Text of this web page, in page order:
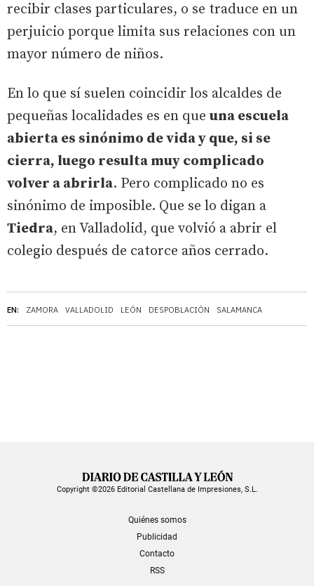
EN: ZAMORA VALLADOLID LEÓN DESPOBLACIÓN SALAMANCA
recibir clases particulares, o se traduce en un
perjuicio porque limita sus relaciones con un
mayor número de niños.
En lo que sí suelen coincidir los alcaldes de
pequeñas localidades es en que una escuela
abierta es sinónimo de vida y que, si se
cierra, luego resulta muy complicado
volver a abrirla. Pero complicado no es
sinónimo de imposible. Que se lo digan a
Tiedra, en Valladolid, que volvió a abrir el
colegio después de catorce años cerrado.
Copyright ©2026 Editorial Castellana de Impresiones, S.L.
Quiénes somos
Publicidad
Contacto
RSS